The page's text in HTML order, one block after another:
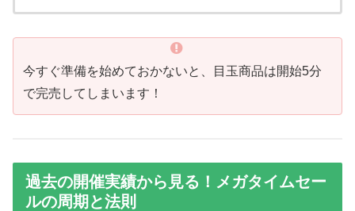
今すぐ準備を始めておかないと、目玉商品は開始5分
で完売してしまいます！
過去の開催実績から見る！メガタイムセー
ルの周期と法則